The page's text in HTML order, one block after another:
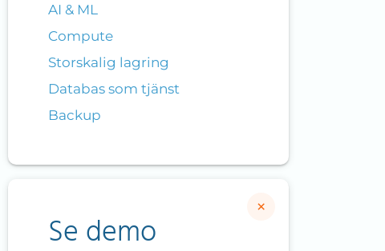
AI & ML
Compute
Storskalig lagring
Databas som tjänst
Backup
Se demo
×